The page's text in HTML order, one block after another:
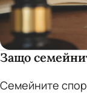
Защо
Семейните